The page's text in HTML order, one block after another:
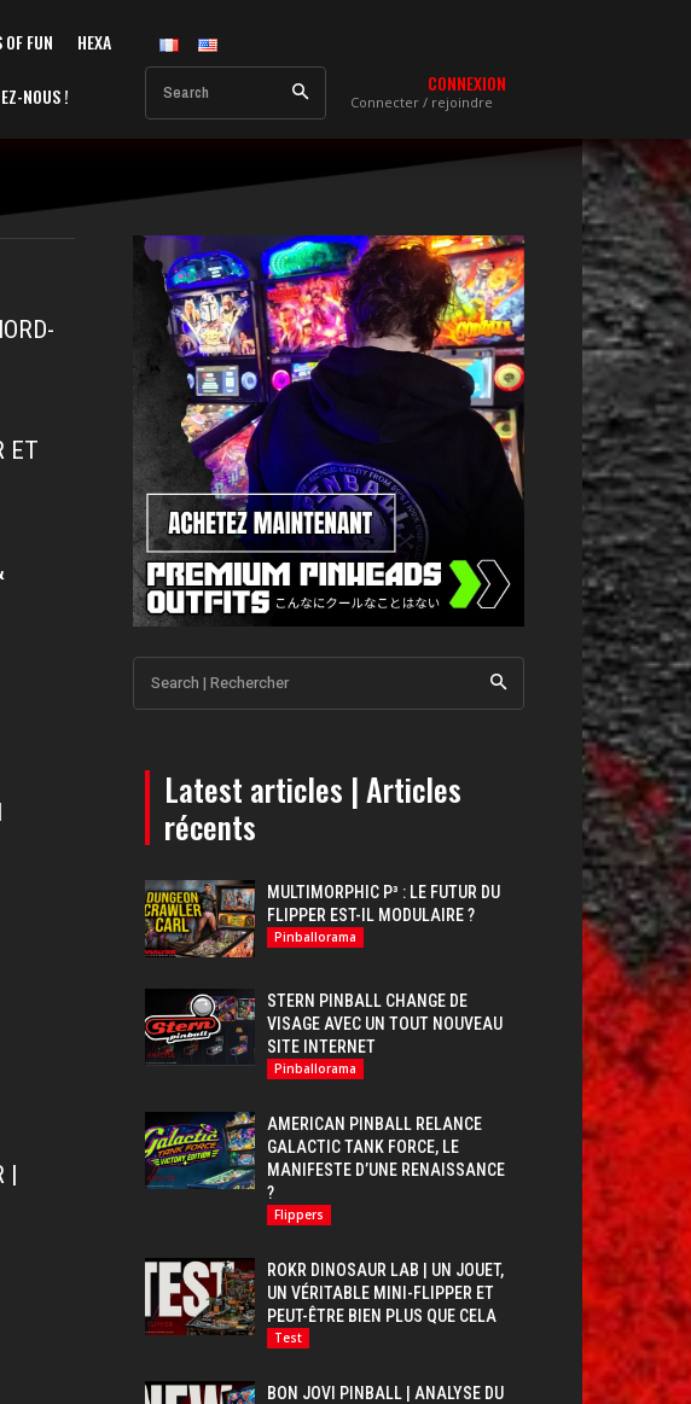
OF FUN HEXA
NOUS ! Search CONNEXION
Connecter / rejoindre
ET
|
Search | Rechercher
Latest articles | Articles
récents
MULTIMORPHIC P³ : LE FUTUR DU
FLIPPER EST-IL MODULAIRE ?
Pinballorama
STERN PINBALL CHANGE DE
VISAGE AVEC UN TOUT NOUVEAU
SITE INTERNET
Pinballorama
AMERICAN PINBALL RELANCE
GALACTIC TANK FORCE, LE
MANIFESTE D’UNE RENAISSANCE
?
Flippers
ROKR DINOSAUR LAB | UN JOUET,
UN VÉRITABLE MINI-FLIPPER ET
PEUT-ÊTRE BIEN PLUS QUE CELA
Test
BON JOVI PINBALL | ANALYSE DU